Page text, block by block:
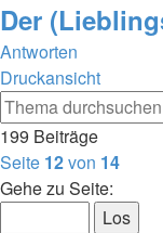
Der
Antworten
Druckansicht
199 Beiträge
Seite 12von 14
Gehe zu Seite: